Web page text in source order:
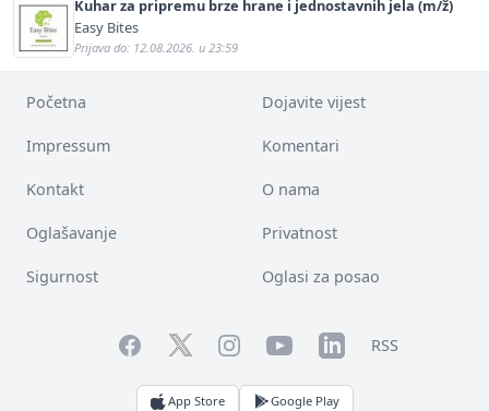
Kuhar za pripremu brze hrane i jednostavnih jela (m/ž)
Easy Bites
Prijava do: 12.08.2026. u 23:59
Početna Dojavite vijest
Impressum Komentari
Kontakt O nama
Oglašavanje Privatnost
Sigurnost Oglasi za posao
FacebookTwitterInstagramYouTubeLinkedInRSS
App Store Google Play